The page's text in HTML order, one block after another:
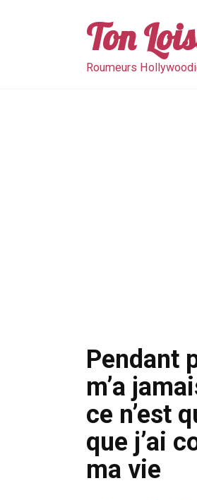
Ton
Roumeurs
Pendant
m’a
ce n’est
que j’ai
ma vie